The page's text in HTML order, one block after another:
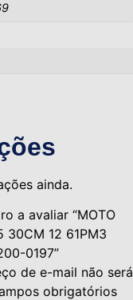
ainda.
a avaliar “MOTO
30CM 12 61PM3
0197”
de e-mail não será
obrigatórios